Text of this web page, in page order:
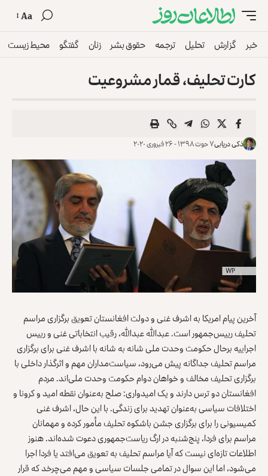
Aa
خبر گزارش تحلیل ترجمه حقوق بشر زنان گفتگو محیط زیست
کارت تحلیف، قمار مشروعیت
ذکی دریابی۷ حوت ۱۳۹۸ - ۲۶ فبروری ۲۰۲۰
آخرین پیام امریکا به اشرف غنی و دولت افغانستان تعویق برگزاری مراسم
تحلیف رییس‌جمهور است. عبدالله عبدالله، رقیب انتخاباتی غنی و رییس
اجراییه برحال حکومت وحدت ملی شانه به شانه با اشرف غنی برای برگزاری
مراسم تحلیف جداگانه پیش می‌رود، سیاست‌مداران مهم و اثرگذار داخلی با
برگزاری تحلیف مخالف‌ و خواهان دوام حکومت وحدت ملی‌اند. مردم
افغانستان دو ترس دارند و یک امیدواری: صلح به‌عنوان نقطه‌ امید و کرونا و
اختلافات سیاسی به‌عنوان تهدید برای زندگی. با این حال، اشرف غنی
کمیسیونی را برای برگزاری جشن باشکوه تحلیف مأمور کرده و مهمانان
مراسم برای فردا، پنج‌شنبه در ارگ ریاست‌جمهوری دعوت شده‌اند. هنوز
اطلاعات تازه‌ای نیست که آیا مراسم تحلیف به تعویق می‌افتد یا فردا اجرا
می‌شود، اما این سوال در تمامی جلسات سیاسی و مهم می‌چرخد که قرار